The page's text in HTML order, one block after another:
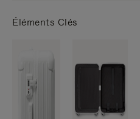
Éléments Clés